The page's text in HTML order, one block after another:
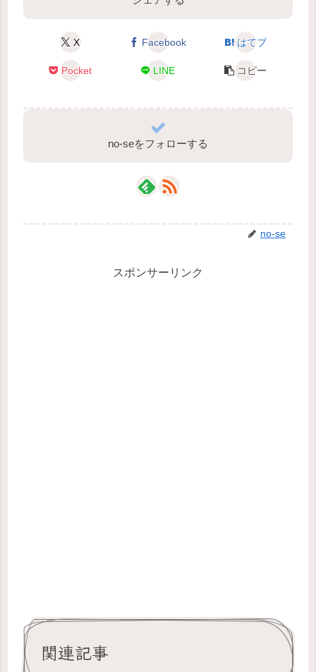
X Facebook はてブ
Pocket LINE コピー
no-seをフォローする
no-se
スポンサーリンク
関連記事